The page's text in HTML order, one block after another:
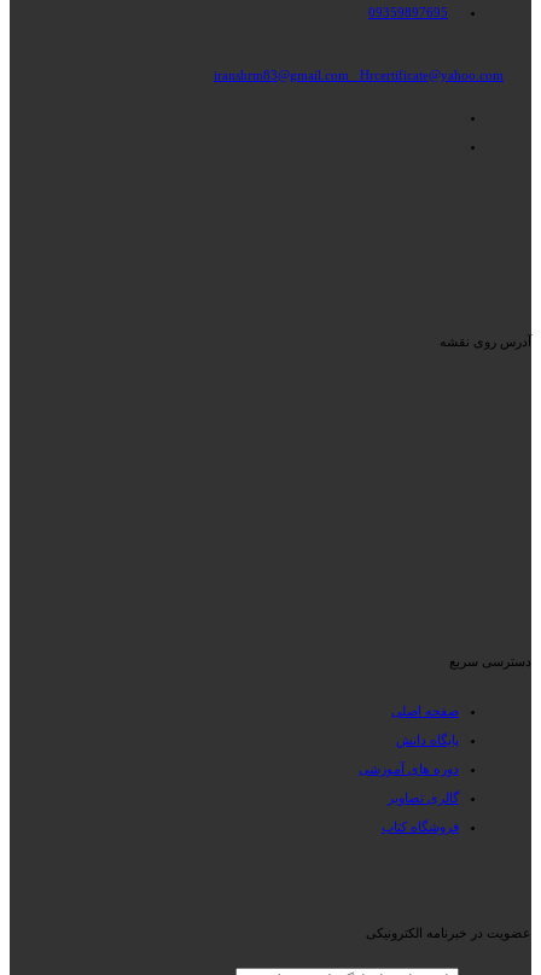
09359897695
iranshrm83@gmail.com Hrcertificate@yahoo.com
آدرس روی نقشه
دسترسی سریع
صفحه اصلی
پایگاه دانش
دوره های آموزشی
گالری تصاویر
فروشگاه کتاب
عضویت در خبرنامه الکترونیکی